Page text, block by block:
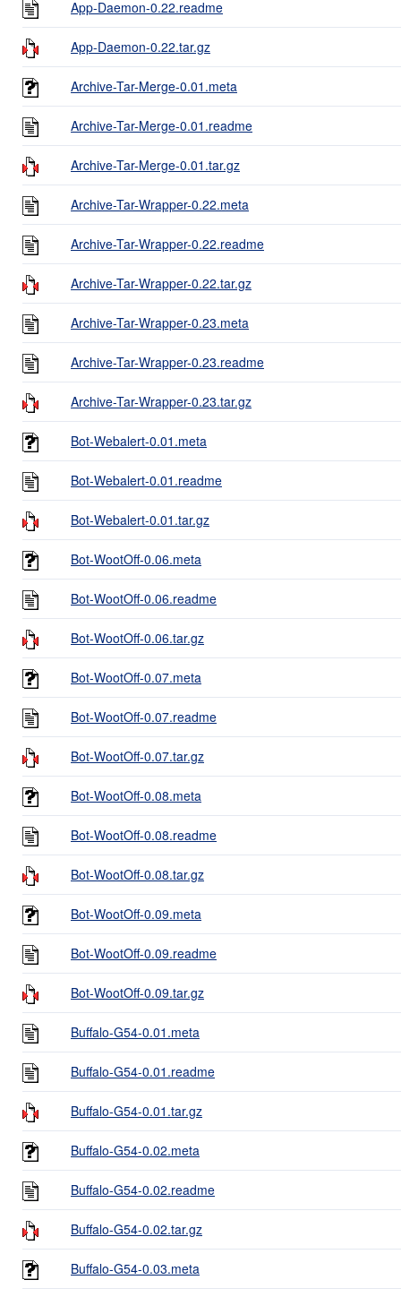
App-Daemon-0.22.readme
App-Daemon-0.22.tar.gz
Archive-Tar-Merge-0.01.meta
Archive-Tar-Merge-0.01.readme
Archive-Tar-Merge-0.01.tar.gz
Archive-Tar-Wrapper-0.22.meta
Archive-Tar-Wrapper-0.22.readme
Archive-Tar-Wrapper-0.22.tar.gz
Archive-Tar-Wrapper-0.23.meta
Archive-Tar-Wrapper-0.23.readme
Archive-Tar-Wrapper-0.23.tar.gz
Bot-Webalert-0.01.meta
Bot-Webalert-0.01.readme
Bot-Webalert-0.01.tar.gz
Bot-WootOff-0.06.meta
Bot-WootOff-0.06.readme
Bot-WootOff-0.06.tar.gz
Bot-WootOff-0.07.meta
Bot-WootOff-0.07.readme
Bot-WootOff-0.07.tar.gz
Bot-WootOff-0.08.meta
Bot-WootOff-0.08.readme
Bot-WootOff-0.08.tar.gz
Bot-WootOff-0.09.meta
Bot-WootOff-0.09.readme
Bot-WootOff-0.09.tar.gz
Buffalo-G54-0.01.meta
Buffalo-G54-0.01.readme
Buffalo-G54-0.01.tar.gz
Buffalo-G54-0.02.meta
Buffalo-G54-0.02.readme
Buffalo-G54-0.02.tar.gz
Buffalo-G54-0.03.meta